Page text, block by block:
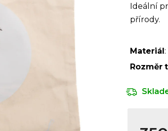
Ideální
přírody.
Materiál
Rozměr